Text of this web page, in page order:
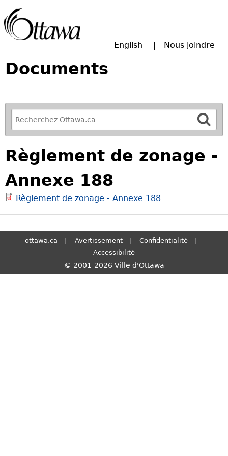
English Nous joindre
Documents
R
e
f
i
n
e
y
o
u
r
Règlement de zonage -
Annexe 188
Règlement de zonage - Annexe 188
ottawa.ca Avertissement
Confidentialité
Accessibilité
© 2001-2026 Ville d'Ottawa